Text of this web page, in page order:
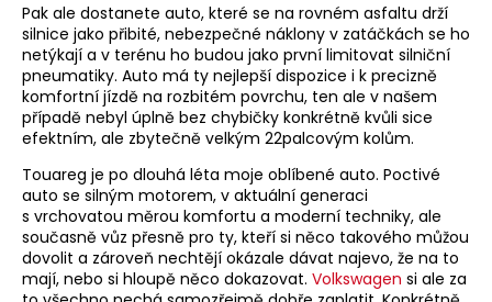
Pak ale dostanete auto, které se na rovném asfaltu drží
silnice jako přibité, nebezpečné náklony v zatáčkách se ho
netýkají a v terénu ho budou jako první limitovat silniční
pneumatiky. Auto má ty nejlepší dispozice i k precizně
komfortní jízdě na rozbitém povrchu, ten ale v našem
případě nebyl úplně bez chybičky konkrétně kvůli sice
efektním, ale zbytečně velkým 22palcovým kolům.
Touareg je po dlouhá léta moje oblíbené auto. Poctivé
auto se silným motorem, v aktuální generaci
s vrchovatou měrou komfortu a moderní techniky, ale
současně vůz přesně pro ty, kteří si něco takového můžou
dovolit a zároveň nechtějí okázale dávat najevo, že na to
mají, nebo si hloupě něco dokazovat. Volkswagen si ale za